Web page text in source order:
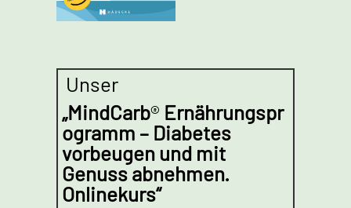
Unser
„MindCarb® Ernährungspr
ogramm – Diabetes
vorbeugen und mit
Genuss abnehmen.
Onlinekurs“